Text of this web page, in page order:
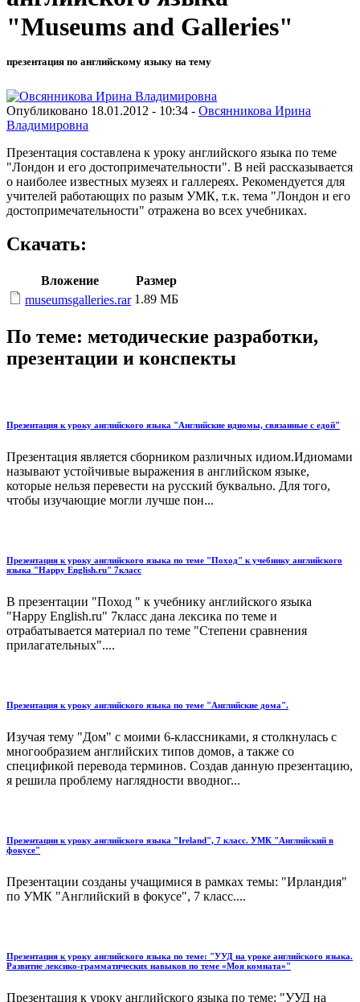
"Museums and Galleries"
презентация по английскому языку на тему
Опубликовано 18.01.2012 - 10:34 - Овсянникова Ирина
Владимировна
Презентация составлена к уроку английского языка по теме
"Лондон и его достопримечательности". В ней рассказывается
о наиболее известных музеях и галлереях. Рекомендуется для
учителей работающих по разым УМК, т.к. тема "Лондон и его
достопримечательности" отражена во всех учебниках.
Скачать:
Вложение
Размер
museumsgalleries.rar 1.89 МБ
По теме: методические разработки,
презентации и конспекты
Презентация к уроку английского языка "Английские идиомы, связанные с едой"
Презентация является сборником различных идиом.Идиомами
называют устойчивые выражения в английском языке,
которые нельзя перевести на русский буквально. Для того,
чтобы изучающие могли лучше пон...
Презентация к уроку английского языка по теме "Поход" к учебнику английского
языка "Happy English.ru" 7класс
В презентации "Поход " к учебнику английского языка
"Happy English.ru" 7класс дана лексика по теме и
отрабатывается материал по теме "Степени сравнения
прилагательных"....
Презентация к уроку английского языка по теме "Английские дома".
Изучая тему "Дом" с моими 6-классниками, я столкнулась с
многообразием английских типов домов, а также со
спецификой перевода терминов. Создав данную презентацию,
я решила проблему наглядности вводног...
Презентации к уроку английского языка "Ireland", 7 класс. УМК "Английский в
фокусе"
Презентации созданы учащимися в рамках темы: "Ирландия"
по УМК "Английский в фокусе", 7 класс....
Презентация к уроку английского языка по теме: "УУД на уроке английского языка.
Развитие лексико-грамматических навыков по теме «Моя комната»"
Презентация к уроку английского языка по теме: "УУД на